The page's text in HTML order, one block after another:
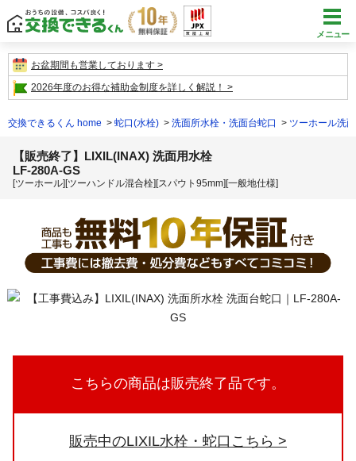
メニュー
お盆期間も営業しております
2026年度のお得な補助金制度を詳しく解説！
交換できるくん home 蛇口(水栓) 洗面所水栓・洗面台蛇口 ツーホール洗
【販売終了】LIXIL(INAX) 洗面用水栓
LF-280A-GS
[ツーホール][ツーハンドル混合栓][スパウト95mm][一般地仕様]
こちらの商品は販売終了品です。
販売中のLIXIL水栓・蛇口こちら